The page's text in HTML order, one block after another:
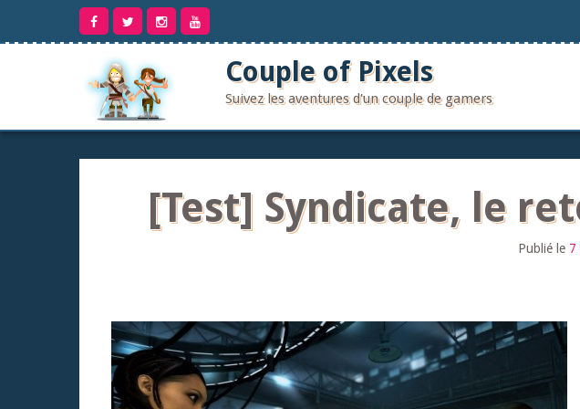
contenu
Couple of Pixels
Suivez les aventures d'un couple de gamers
[Test] Syndicate, le
Publié le 7